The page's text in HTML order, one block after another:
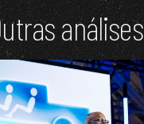
análises